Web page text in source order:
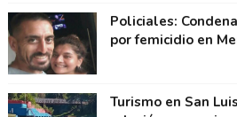
Policiales:
por femicidio en
Turismo en San